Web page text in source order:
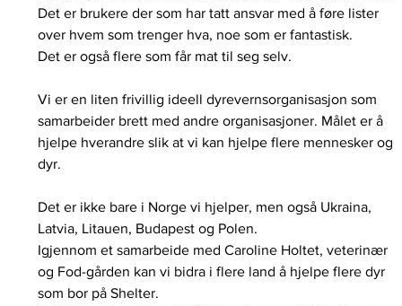
Det er brukere der som har tatt ansvar med å føre lister
over hvem som trenger hva, noe som er fantastisk.
Det er også flere som får mat til seg selv.
Vi er en liten frivillig ideell dyrevernsorganisasjon som
samarbeider brett med andre organisasjoner. Målet er å
hjelpe hverandre slik at vi kan hjelpe flere mennesker og
dyr.
Det er ikke bare i Norge vi hjelper, men også Ukraina,
Latvia, Litauen, Budapest og Polen.
Igjennom et samarbeide med Caroline Holtet, veterinær
og Fod-gården kan vi bidra i flere land å hjelpe flere dyr
som bor på Shelter.